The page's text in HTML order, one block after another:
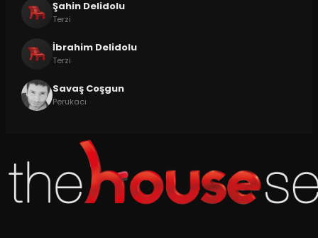
Şahin Delidolu
Terzi
İbrahim Delidolu
Terzi
Savaş Coşgun
Perukacı